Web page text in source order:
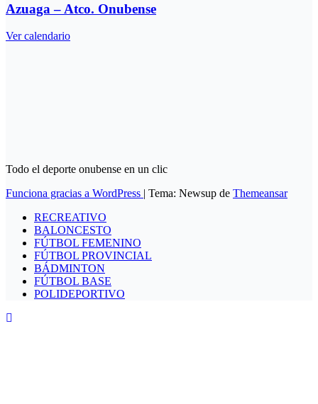
Azuaga – Atco. Onubense
Ver calendario
Todo el deporte onubense en un clic
Funciona gracias a WordPress | Tema: Newsup de Themeansar
RECREATIVO
BALONCESTO
FÚTBOL FEMENINO
FÚTBOL PROVINCIAL
BÁDMINTON
FÚTBOL BASE
POLIDEPORTIVO